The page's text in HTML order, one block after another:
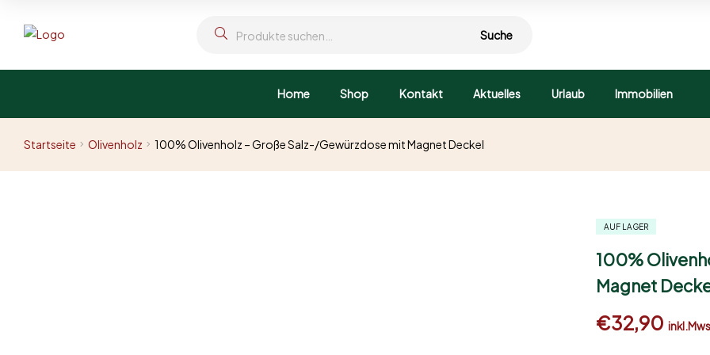
Suche
Home Shop Kontakt Aktuelles Urlaub Immobilien
Startseite Olivenholz 100% Olivenholz – Große Salz-/Gewürzdose mit Magnet Deckel
AUF LAGER
100%
Magnet
€32,90